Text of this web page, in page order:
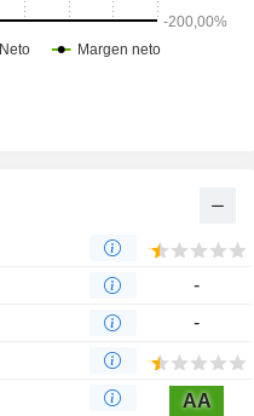
-
-
AA